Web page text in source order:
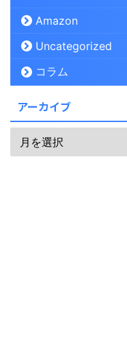
Amazon
Uncategorized
コラム
アーカイブ